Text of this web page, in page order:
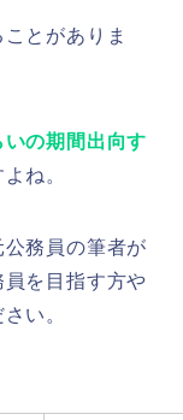
とがありま
の期間出向す
ね。
務員の筆者が
を目指す方や
い。